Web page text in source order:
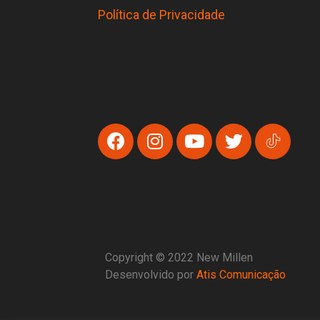
Política de Privacidade
Copyright © 2022 New Millen
Desenvolvido por Atis Comunicação